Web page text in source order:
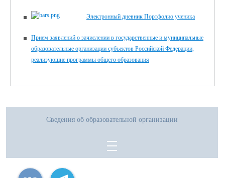
Электронный дневник Портфолио ученика
Прием заявлений о зачислении в государственные и муниципальные
образовательные организации субъектов Российской Федерации,
реализующие программы общего образования
Сведения об образовательной организации